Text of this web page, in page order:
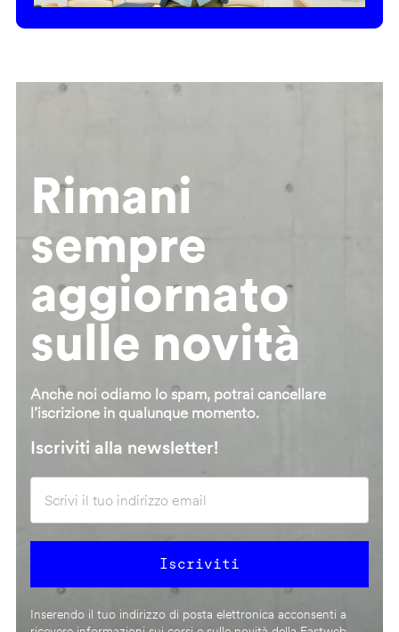
Rimani
sempre
aggiornato
sulle novità
Anche noi odiamo lo spam, potrai cancellare
l’iscrizione in qualunque momento.
Iscriviti alla newsletter!
Inserendo il tuo indirizzo di posta elettronica acconsenti a